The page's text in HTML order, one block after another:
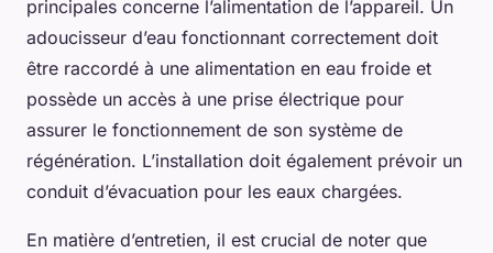
principales concerne l’alimentation de l’appareil. Un
adoucisseur d’eau fonctionnant correctement doit
être raccordé à une alimentation en eau froide et
possède un accès à une prise électrique pour
assurer le fonctionnement de son système de
régénération. L’installation doit également prévoir un
conduit d’évacuation pour les eaux chargées.
En matière d’entretien, il est crucial de noter que